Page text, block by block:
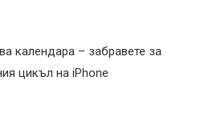
календара – забравете за
цикъл на iPhone